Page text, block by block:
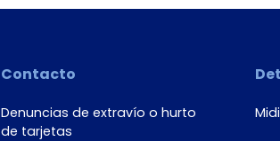
Contacto
Denuncias de extravío o hurto
de tarjetas